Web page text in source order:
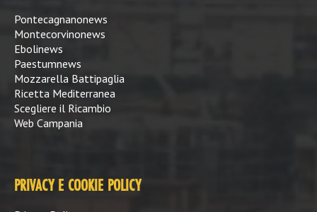
Pontecagnanonews
Montecorvinonews
Ebolinews
Paestumnews
Mozzarella Battipaglia
Ricetta Mediterranea
Scegliere il Ricambio
Web Campania
PRIVACY E COOKIE POLICY